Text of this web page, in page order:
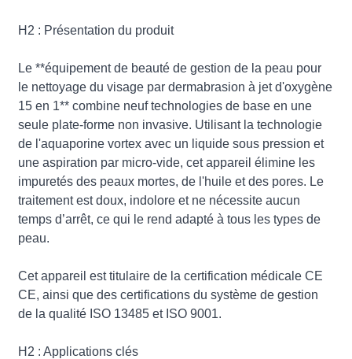
H2 : Présentation du produit
Le **équipement de beauté de gestion de la peau pour
le nettoyage du visage par dermabrasion à jet d'oxygène
15 en 1** combine neuf technologies de base en une
seule plate-forme non invasive. Utilisant la technologie
de l'aquaporine vortex avec un liquide sous pression et
une aspiration par micro-vide, cet appareil élimine les
impuretés des peaux mortes, de l'huile et des pores. Le
traitement est doux, indolore et ne nécessite aucun
temps d’arrêt, ce qui le rend adapté à tous les types de
peau.
Cet appareil est titulaire de la certification médicale CE
CE, ainsi que des certifications du système de gestion
de la qualité ISO 13485 et ISO 9001.
H2 : Applications clés